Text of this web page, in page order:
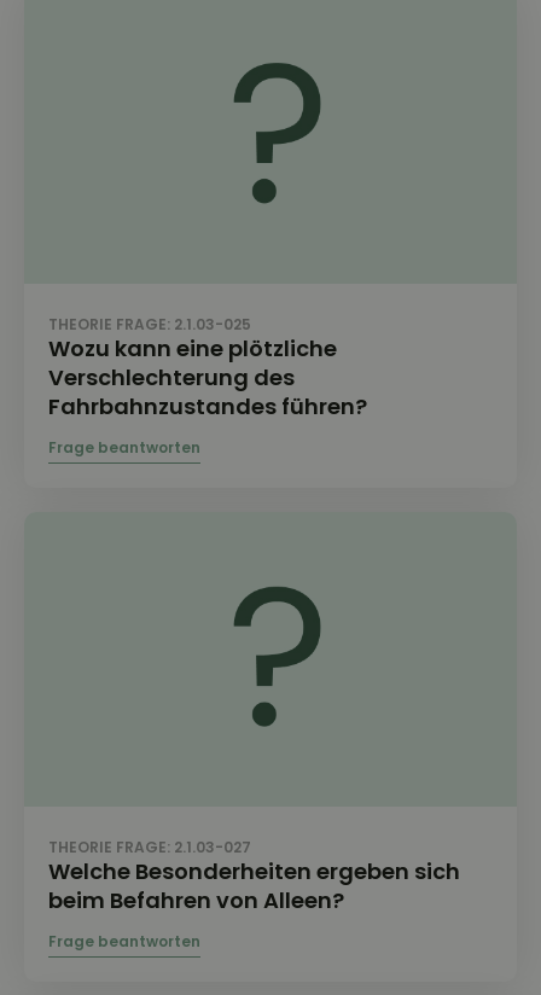
THEORIE FRAGE: 2.1.03-025
Wozu kann eine plötzliche
Verschlechterung des
Fahrbahnzustandes führen?
THEORIE FRAGE: 2.1.03-027
Welche Besonderheiten ergeben sich
beim Befahren von Alleen?